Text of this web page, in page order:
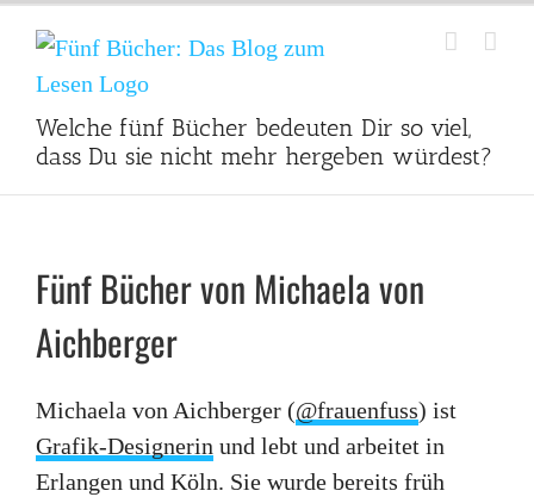
Inhalt
springen
Welche fünf Bücher bedeuten Dir so viel,
dass Du sie nicht mehr hergeben würdest?
Fünf Bücher von Michaela von
Aichberger
Michaela von Aichberger (@frauenfuss) ist
Grafik-Designerin und lebt und arbeitet in
Erlangen und Köln. Sie wurde bereits früh